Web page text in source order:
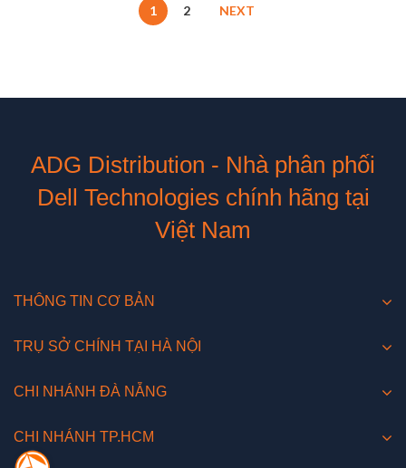
1 2 NEXT
ADG Distribution - Nhà phân phối
Dell Technologies chính hãng tại
Việt Nam
THÔNG TIN CƠ BẢN
TRỤ SỞ CHÍNH TẠI HÀ NỘI
CHI NHÁNH ĐÀ NẴNG
CHI NHÁNH TP.HCM